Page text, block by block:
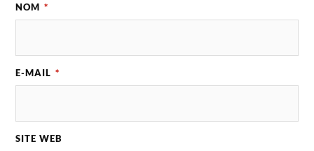
NOM *
E-MAIL *
SITE WEB